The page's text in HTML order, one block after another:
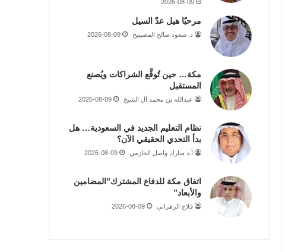
2026-08-09
مرحبًا هيل عدّ السيل
د. سعود صالح المصيبيح 2026-08-09
مكة… حين تُوقَّع الشراكات ويُصنع
المستقبل
عبدالله بن محمد آل الشيخ 2026-08-09
نظام التعليم الجديد في السعودية… هل
بدأ التحدي الحقيقي الآن؟
أ.د مبارك واصل الحازمي 2026-08-09
اتفاق مكة للدفاع المشترك”المضامين
والأبعاد”
فلاح الزهراني 2026-08-09